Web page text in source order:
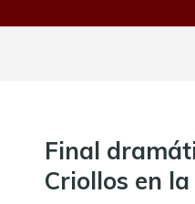
Final
Criollos en